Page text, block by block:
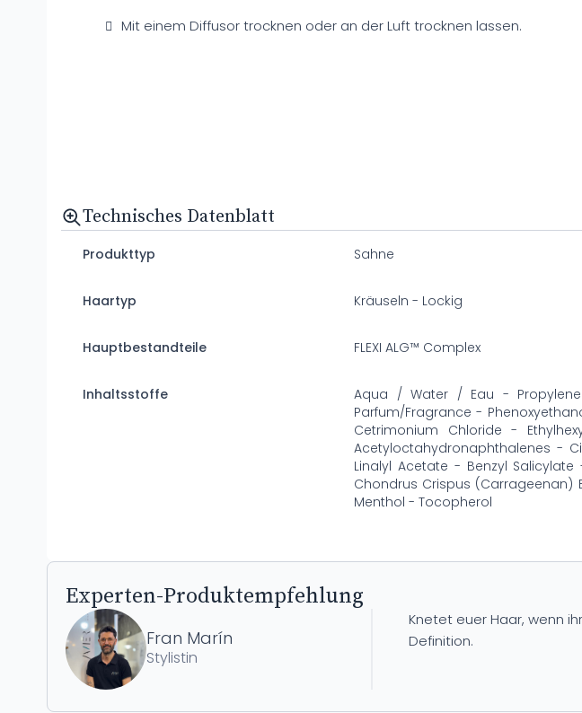
Mit einem Diffusor trocknen oder an der Luft trocknen lassen.
Technisches Datenblatt
Produkttyp Sahne
Haartyp Kräuseln - Lockig
Hauptbestandteile FLEXI ALG™ Complex
Inhaltsstoffe
Aqua / Water / Eau -
Parfum/Fragrance -
Cetrimonium Chloride -
Acetyloctahydronaphthalenes -
Linalyl Acetate - Benzyl
Chondrus Crispus (Carrageenan)
Menthol - Tocopherol
Experten-Produktempfehlung
Fran Marín
Stylistin
Knetet euer Haar, wenn
Definition.